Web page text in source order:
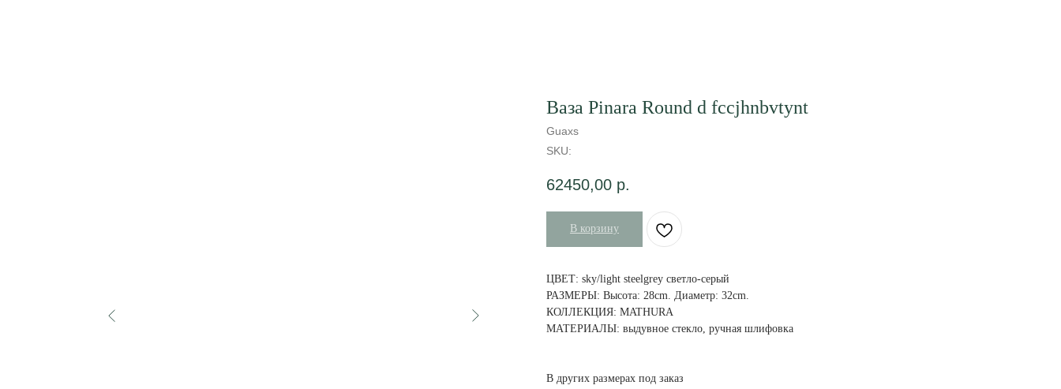
Ваза Pinara Round d fccjhnbvtynt
Guaxs
SKU:
62450,00 р.
В корзину
ЦВЕТ: sky/light steelgrey светло-серый
РАЗМЕРЫ: Высота: 28cm. Диаметр: 32cm.
КОЛЛЕКЦИЯ: MATHURA
МАТЕРИАЛЫ: выдувное стекло, ручная шлифовка
В других размерах под заказ